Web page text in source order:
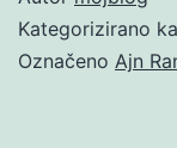
Kategorizirano
Označeno Ajn